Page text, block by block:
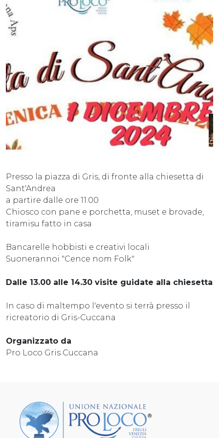
Presso la piazza di Gris, di fronte alla chiesetta di
Sant'Andrea
a partire dalle ore 11.00
Chiosco con pane e porchetta, muset e brovade,
tiramisu fatto in casa
Bancarelle hobbisti e creativi locali
Suonerannoi "Cence nom Folk"
Dalle 13.00 alle 14.30 visite guidate alla chiesetta
In caso di maltempo l'evento si terrà presso il
ricreatorio di Gris-Cuccana
Organizzato da
Pro Loco Gris Cuccana